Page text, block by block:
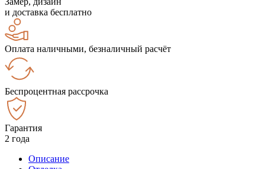
и доставка бесплатно
Оплата наличными, безналичный расчёт
Беспроцентная рассрочка
Гарантия
2 года
Описание